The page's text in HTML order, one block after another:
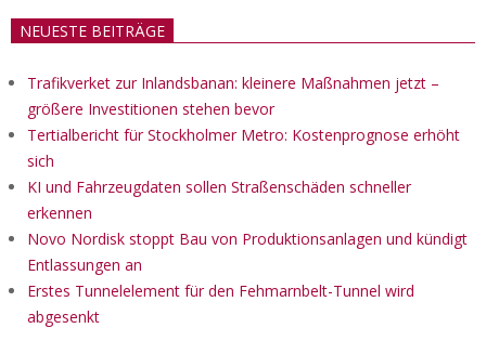
NEUESTE BEITRÄGE
Trafikverket zur Inlandsbanan: kleinere Maßnahmen jetzt –
größere Investitionen stehen bevor
Tertialbericht für Stockholmer Metro: Kostenprognose erhöht
sich
KI und Fahrzeugdaten sollen Straßenschäden schneller
erkennen
Novo Nordisk stoppt Bau von Produktionsanlagen und kündigt
Entlassungen an
Erstes Tunnelelement für den Fehmarnbelt-Tunnel wird
abgesenkt